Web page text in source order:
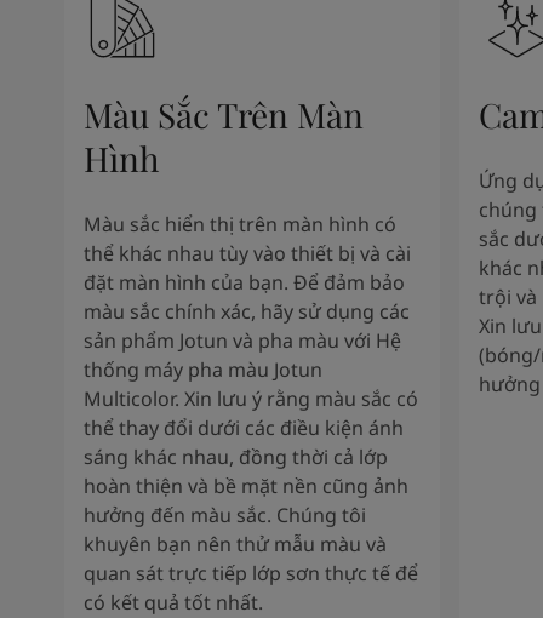
Màu Sắc Trên Màn
Hình
Màu sắc hiển thị trên màn hình có
thể khác nhau tùy vào thiết bị và cài
đặt màn hình của bạn. Để đảm bảo
màu sắc chính xác, hãy sử dụng các
sản phẩm Jotun và pha màu với Hệ
thống máy pha màu Jotun
Multicolor. Xin lưu ý rằng màu sắc có
thể thay đổi dưới các điều kiện ánh
sáng khác nhau, đồng thời cả lớp
hoàn thiện và bề mặt nền cũng ảnh
hưởng đến màu sắc. Chúng tôi
khuyên bạn nên thử mẫu màu và
quan sát trực tiếp lớp sơn thực tế để
có kết quả tốt nhất.
Ứng
chúng
sắc
khác
trội và
Xin
hưởng